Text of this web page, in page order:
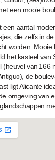
een mooie
een aantal
die zelfs in
worden. Mooie
het kasteel van
(heuvel van 166
de
ligt Alicante
omgeving van